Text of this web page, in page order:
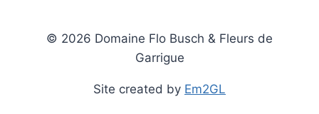
© 2026 Domaine Flo Busch & Fleurs de
Garrigue
Site created by Em2GL